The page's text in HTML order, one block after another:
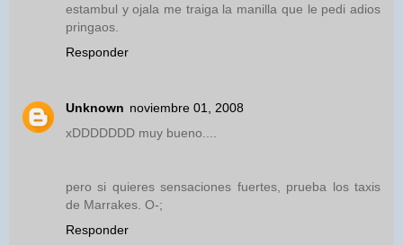
estambul y ojala me traiga la manilla que le pedi adios
pringaos.
Responder
Unknown noviembre 01, 2008
xDDDDDDD muy bueno....
pero si quieres sensaciones fuertes, prueba los taxis
de Marrakes. O-;
Responder